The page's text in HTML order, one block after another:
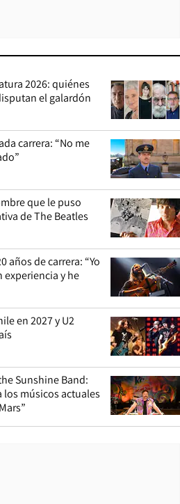
2026: quiénes
el galardón
carrera: “No me
que le puso
de The Beatles
años de carrera: “Yo
experiencia y he
en 2027 y U2
Sunshine Band:
músicos actuales